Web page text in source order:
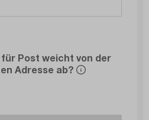
Post weicht von der
Adresse ab?